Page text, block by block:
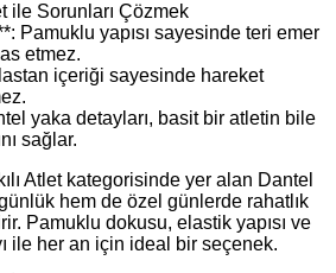
ile Sorunları Çözmek
Pamuklu yapısı sayesinde teri emer
etmez.
içeriği sayesinde hareket
yaka detayları, basit bir atletin bile
sağlar.
Atlet kategorisinde yer alan Dantel
hem de özel günlerde rahatlık
Pamuklu dokusu, elastik yapısı ve
ile her an için ideal bir seçenek.